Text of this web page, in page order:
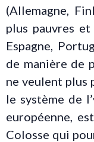
(Allemagne,
plus pauvres
Espagne,
de manière de
ne veulent plus
le système de
européenne,
Colosse qui